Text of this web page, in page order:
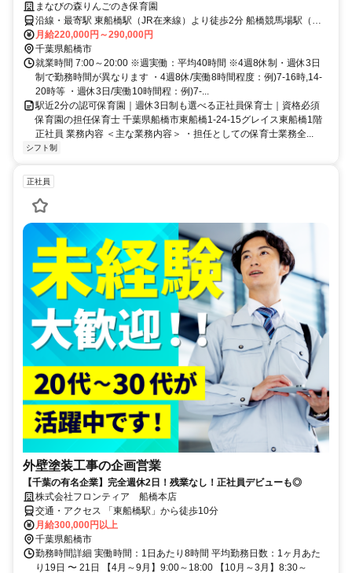
て活躍しませんか。
まなびの森りんごのき保育園
沿線・最寄駅 東船橋駅（JR在来線）より徒歩2分 船橋競馬場駅（京
成本線）より徒歩17分 大神宮下駅（京成本線）より徒歩19分
月給220,000円～290,000円
千葉県船橋市
就業時間 7:00～20:00 ※週実働：平均40時間 ※4週8休制・週休3日
制で勤務時間が異なります ・4週8休/実働8時間程度：例)7-16時,14-
20時等 ・週休3日/実働10時間程：例)7-...
駅近2分の認可保育園｜週休3日制も選べる正社員保育士｜資格必須
保育園の担任保育士 千葉県船橋市東船橋1-24-15グレイス東船橋1階
正社員 業務内容 ＜主な業務内容＞ ・担任としての保育士業務全...
シフト制
正社員
外壁塗装工事の企画営業
【千葉の有名企業】完全週休2日！残業なし！正社員デビューも◎
株式会社フロンティア 船橋本店
交通・アクセス 「東船橋駅」から徒歩10分
月給300,000円以上
千葉県船橋市
勤務時間詳細 実働時間：1日あたり8時間 平均勤務日数：1ヶ月あた
り19日 〜 21日 【4月～9月】9:00～18:00 【10月～3月】8:30～